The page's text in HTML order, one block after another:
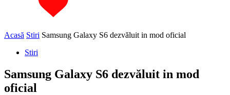
Acasă Stiri Samsung Galaxy S6 dezvăluit in mod oficial
Stiri
Samsung Galaxy S6 dezvăluit in mod
oficial